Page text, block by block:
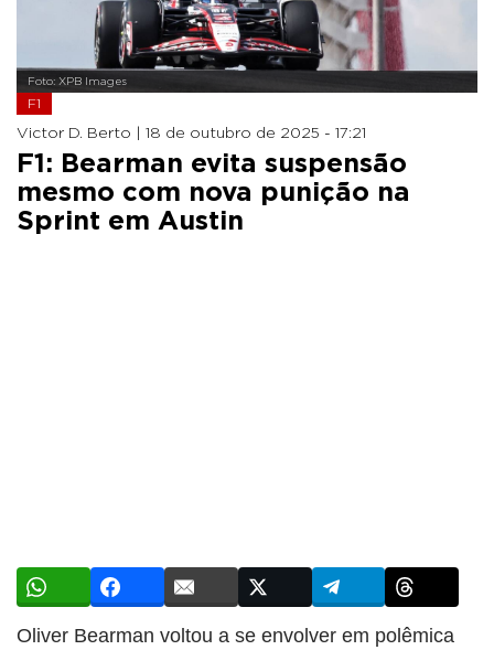
Foto: XPB Images
F1
Victor D. Berto | 18 de outubro de 2025 - 17:21
F1: Bearman evita suspensão
mesmo com nova punição na
Sprint em Austin
Oliver Bearman voltou a se envolver em polêmica